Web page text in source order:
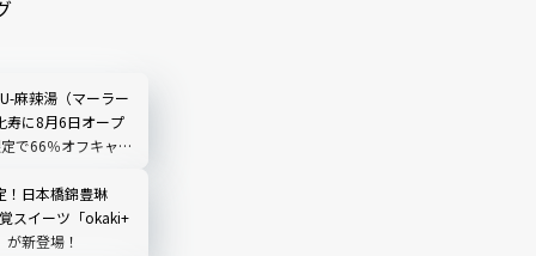
麻辣湯（マーラー
寿に8月6日オープ
で66％オフキャン
！日本橋錦豊琳
スイーツ「okaki+
新登場！